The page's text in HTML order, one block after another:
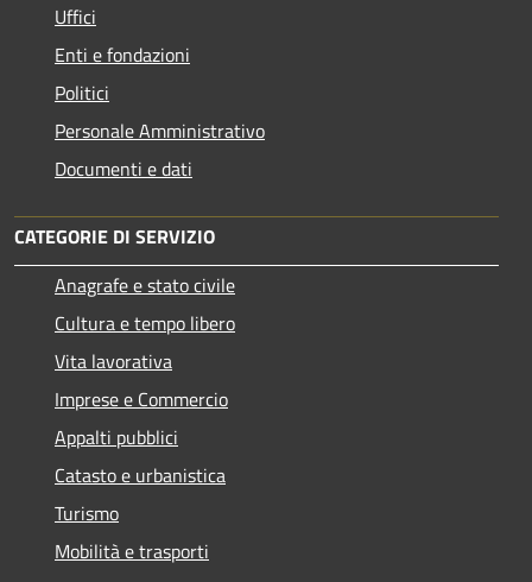
Uffici
Enti e fondazioni
Politici
Personale Amministrativo
Documenti e dati
CATEGORIE DI SERVIZIO
Anagrafe e stato civile
Cultura e tempo libero
Vita lavorativa
Imprese e Commercio
Appalti pubblici
Catasto e urbanistica
Turismo
Mobilità e trasporti